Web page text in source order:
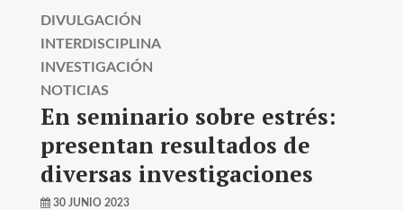
DIVULGACIÓN
INTERDISCIPLINA
INVESTIGACIÓN
NOTICIAS
En seminario sobre estrés:
presentan resultados de
diversas investigaciones
30 JUNIO 2023